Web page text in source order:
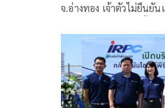
จ.อ่างทอง เจ้าตัวไม่ยืนยั
ประเทศ